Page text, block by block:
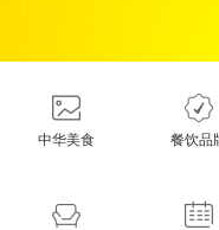
关的厨房和食品
中华美食 餐饮品